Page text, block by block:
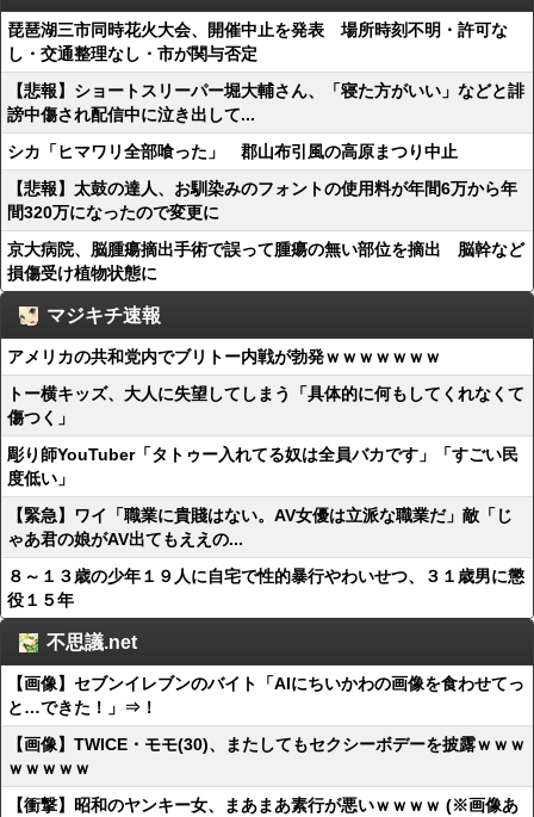
琵琶湖三市同時花火大会、開催中止を発表 場所時刻不明・許可な
し・交通整理なし・市が関与否定
【悲報】ショートスリーパー堀大輔さん、「寝た方がいい」などと誹
謗中傷され配信中に泣き出して...
シカ「ヒマワリ全部喰った」 郡山布引風の高原まつり中止
【悲報】太鼓の達人、お馴染みのフォントの使用料が年間6万から年
間320万になったので変更に
京大病院、脳腫瘍摘出手術で誤って腫瘍の無い部位を摘出 脳幹など
損傷受け植物状態に
マジキチ速報
アメリカの共和党内でブリトー内戦が勃発ｗｗｗｗｗｗｗ
トー横キッズ、大人に失望してしまう「具体的に何もしてくれなくて
傷つく」
彫り師YouTuber「タトゥー入れてる奴は全員バカです」「すごい民
度低い」
【緊急】ワイ「職業に貴賤はない。AV女優は立派な職業だ」敵「じ
ゃあ君の娘がAV出てもええの...
８～１３歳の少年１９人に自宅で性的暴行やわいせつ、３１歳男に懲
役１５年
不思議.net
【画像】セブンイレブンのバイト「AIにちいかわの画像を食わせてっ
と…できた！」⇒！
【画像】TWICE・モモ(30)、またしてもセクシーボデーを披露ｗｗｗ
ｗｗｗｗｗ
【衝撃】昭和のヤンキー女、まあまあ素行が悪いｗｗｗｗ (※画像あ